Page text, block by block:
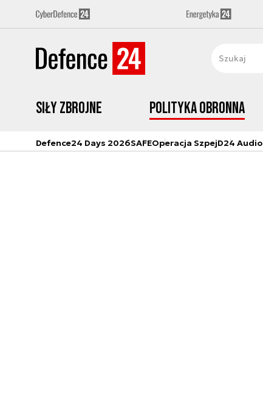
Siły zbrojne Polityka obronna
Defence24 Days 2026SAFEOperacja SzpejD24 Audio